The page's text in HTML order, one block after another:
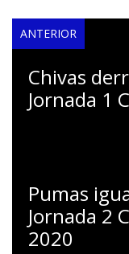
ANTERIOR
Chivas
Jornada 1
Pumas
Jornada 2
2020